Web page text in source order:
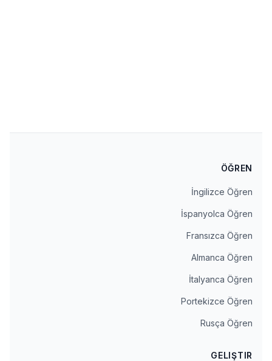
ÖĞREN
İngilizce Öğren
İspanyolca Öğren
Fransızca Öğren
Almanca Öğren
İtalyanca Öğren
Portekizce Öğren
Rusça Öğren
GELIŞTIR